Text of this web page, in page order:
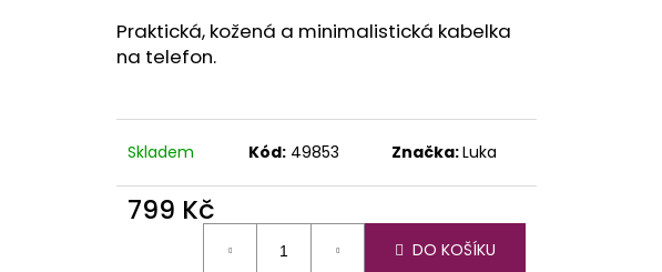
Praktická, kožená a minimalistická kabelka
na telefon.
Skladem Kód: 49853 Značka:Luka
799 Kč
DO KOŠÍKU